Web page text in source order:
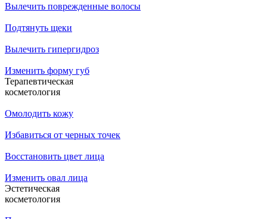
Вылечить поврежденные волосы
Подтянуть щеки
Вылечить гипергидроз
Изменить форму губ
Терапевтическая
косметология
Омолодить кожу
Избавиться от черных точек
Восстановить цвет лица
Изменить овал лица
Эстетическая
косметология